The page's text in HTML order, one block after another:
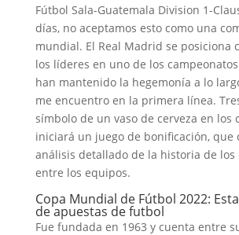
Fútbol Sala-Guatemala Division 1-
días, no aceptamos esto como una
mundial. El Real Madrid se posiciona
los líderes en uno de los
han mantenido la hegemonía a lo
me encuentro en la primera línea.
símbolo de un vaso de cerveza en los
iniciará un juego de bonificación, que
análisis detallado de la historia de los
entre los equipos.
Copa Mundial de Fútbol 2022:
de apuestas de futbol
Fue fundada en 1963 y cuenta entre